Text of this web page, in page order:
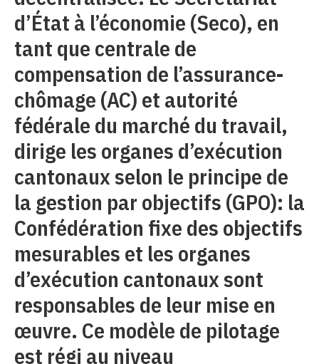
d’État à l’économie (Seco), en
tant que centrale de
compensation de l’assurance-
chômage (AC) et autorité
fédérale du marché du travail,
dirige les organes d’exécution
cantonaux selon le principe de
la gestion par objectifs (GPO): la
Confédération fixe des objectifs
mesurables et les organes
d’exécution cantonaux sont
responsables de leur mise en
œuvre. Ce modèle de pilotage
est régi au niveau